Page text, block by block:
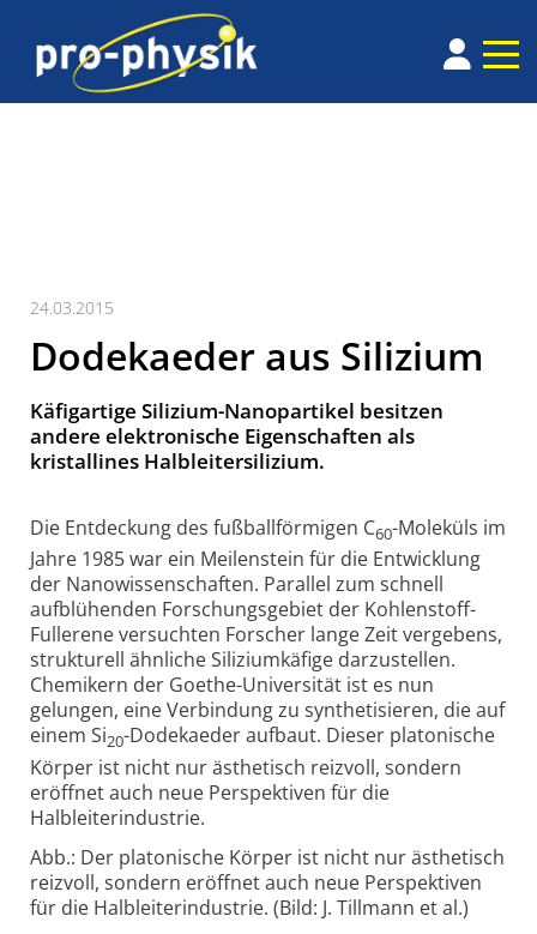
24.03.2015
Dodekaeder aus Silizium
Käfigartige Silizium-Nanopartikel besitzen
andere elektronische Eigenschaften als
kristallines Halbleitersilizium.
Die Entdeckung des fußballförmigen C60-Moleküls im
Jahre 1985 war ein Meilenstein für die Entwicklung
der Nanowissenschaften. Parallel zum schnell
aufblühenden Forschungsgebiet der Kohlenstoff-
Fullerene versuchten Forscher lange Zeit vergebens,
strukturell ähnliche Siliziumkäfige darzustellen.
Chemikern der Goethe-Universität ist es nun
gelungen, eine Verbindung zu synthetisieren, die auf
einem Si20-Dodekaeder aufbaut. Dieser platonische
Körper ist nicht nur ästhetisch reizvoll, sondern
eröffnet auch neue Perspektiven für die
Halbleiterindustrie.
Abb.: Der platonische Körper ist nicht nur ästhetisch
reizvoll, sondern eröffnet auch neue Perspektiven
für die Halbleiterindustrie. (Bild: J. Tillmann et al.)